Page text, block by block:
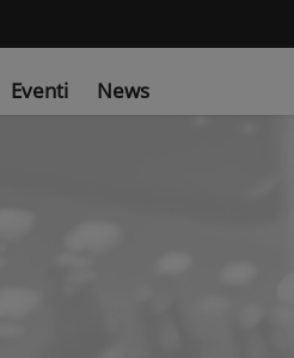
Eventi News